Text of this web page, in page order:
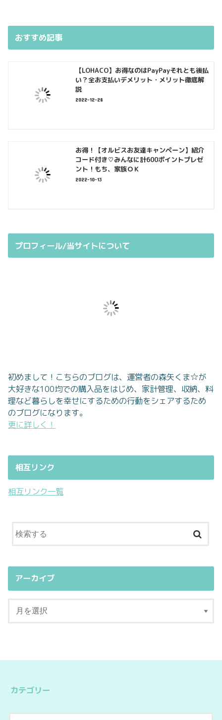
おすすめ記事
【LOHACO】お得なのはPayPayそれとも後払
い？全お支払いデメリット・メリット徹底解
説
2022-12-28
お得！【オルビスお友達キャンペーン】紹介
コード付き♡みんなに計600ポイントプレゼ
ント！もち、家族ＯＫ
2022-10-13
プロフィール/当サイトについて
初めまして！こちらのブログは、運営者の森矢くま☆が
大好きな100均での購入品をはじめ、家計管理、収納、料
理など暮らしを幸せにするための行動をシェアするため
のブログになります。
更に詳しく！
相互リンク
相互リンク一覧
アーカイブ
カテゴリー